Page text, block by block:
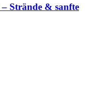
Strände & sanfte